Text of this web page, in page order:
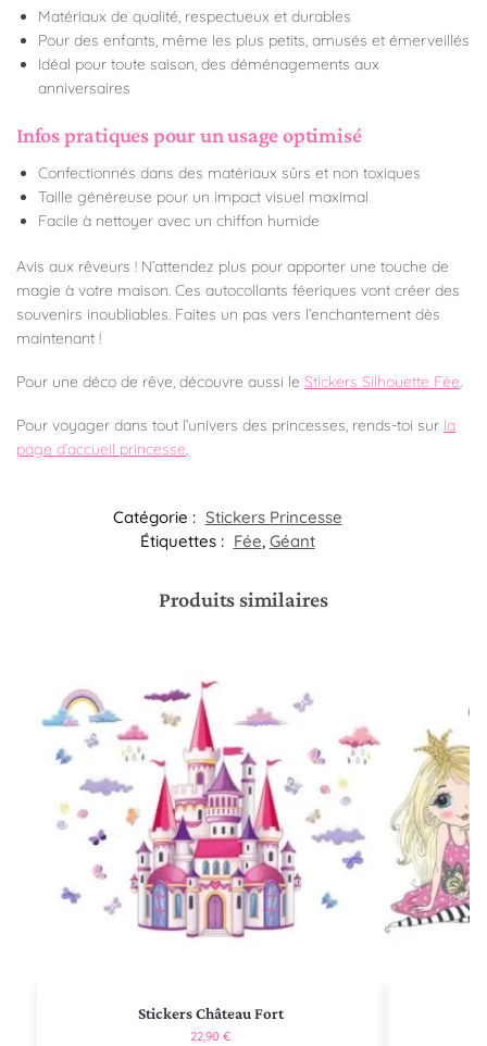
Matériaux de qualité, respectueux et durables
Pour des enfants, même les plus petits, amusés et émerveillés
Idéal pour toute saison, des déménagements aux
anniversaires
Infos pratiques pour un usage optimisé
Confectionnés dans des matériaux sûrs et non toxiques
Taille généreuse pour un impact visuel maximal
Facile à nettoyer avec un chiffon humide
Avis aux rêveurs ! N’attendez plus pour apporter une touche de
magie à votre maison. Ces autocollants féeriques vont créer des
souvenirs inoubliables. Faites un pas vers l’enchantement dès
maintenant !
Pour une déco de rêve, découvre aussi le Stickers Silhouette Fée.
Pour voyager dans tout l’univers des princesses, rends-toi sur la
page d’accueil princesse.
Catégorie : Stickers Princesse
Étiquettes : Fée, Géant
Produits similaires
Stickers Château Fort
22,90€